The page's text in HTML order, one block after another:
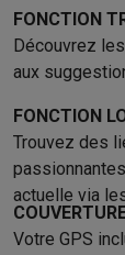
Télévision &
Sport & Loisirs
Outlet
FONCTION
Découvrez
aux
FONCTION
Trouvez des
actuelle via
Votre GPS